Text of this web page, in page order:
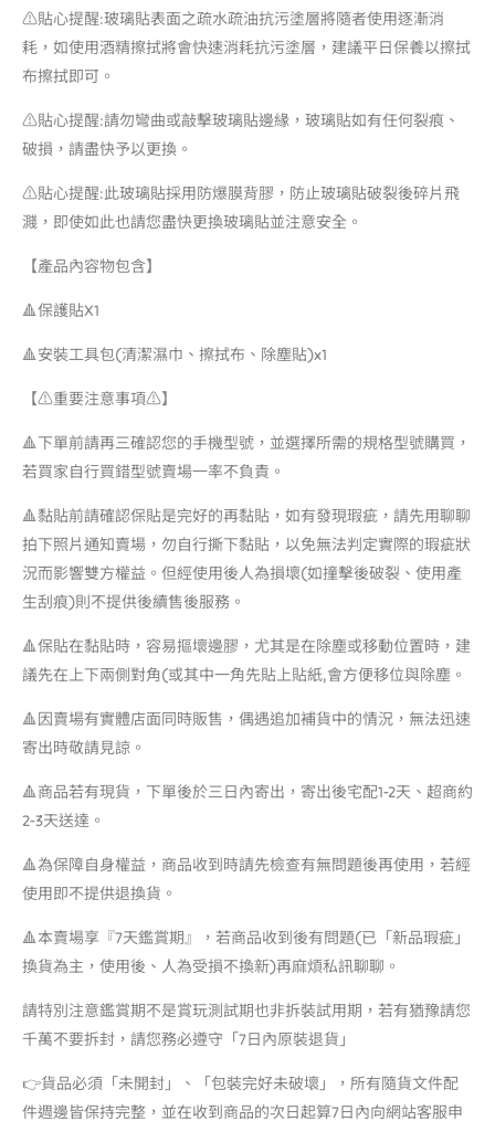
⚠️貼心提醒:玻璃貼表面之疏水疏油抗污塗層將隨者使用逐漸消
耗，如使用酒精擦拭將會快速消耗抗污塗層，建議平日保養以擦拭
布擦拭即可。
⚠️貼心提醒:請勿彎曲或敲擊玻璃貼邊緣，玻璃貼如有任何裂痕、
破損，請盡快予以更換。
⚠️貼心提醒:此玻璃貼採用防爆膜背膠，防止玻璃貼破裂後碎片飛
濺，即使如此也請您盡快更換玻璃貼並注意安全。
【產品內容物包含】
🔺保護貼X1
🔺安裝工具包(清潔濕巾、擦拭布、除塵貼)x1
【⚠️重要注意事項⚠️】
🔺下單前請再三確認您的手機型號，並選擇所需的規格型號購買，
若買家自行買錯型號賣場一率不負責。
🔺黏貼前請確認保貼是完好的再黏貼，如有發現瑕疵，請先用聊聊
拍下照片通知賣場，勿自行撕下黏貼，以免無法判定實際的瑕疵狀
況而影響雙方權益。但經使用後人為損壞(如撞擊後破裂、使用產
生刮痕)則不提供後續售後服務。
🔺保貼在黏貼時，容易摳壞邊膠，尤其是在除塵或移動位置時，建
議先在上下兩側對角(或其中一角先貼上貼紙,會方便移位與除塵。
🔺因賣場有實體店面同時販售，偶遇追加補貨中的情況，無法迅速
寄出時敬請見諒。
🔺商品若有現貨，下單後於三日內寄出，寄出後宅配1-2天、超商約
2-3天送達。
🔺為保障自身權益，商品收到時請先檢查有無問題後再使用，若經
使用即不提供退換貨。
🔺本賣場享『7天鑑賞期』，若商品收到後有問題(已「新品瑕疵」
換貨為主，使用後、人為受損不換新)再麻煩私訊聊聊。
請特別注意鑑賞期不是賞玩測試期也非拆裝試用期，若有猶豫請您
千萬不要拆封，請您務必遵守「7日內原裝退貨」
👉貨品必須「未開封」、「包裝完好未破壞」，所有隨貨文件配
件週邊皆保持完整，並在收到商品的次日起算7日內向網站客服申